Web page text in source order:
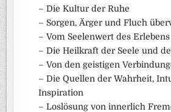
– Die Kultur der Ruhe
– Sorgen, Ärger und Fluch
– Vom Seelenwert des Erlebens
– Die Heilkraft der Seele und
– Von den geistigen
– Die Quellen der Wahrheit,
Inspiration
– Loslösung von innerlich